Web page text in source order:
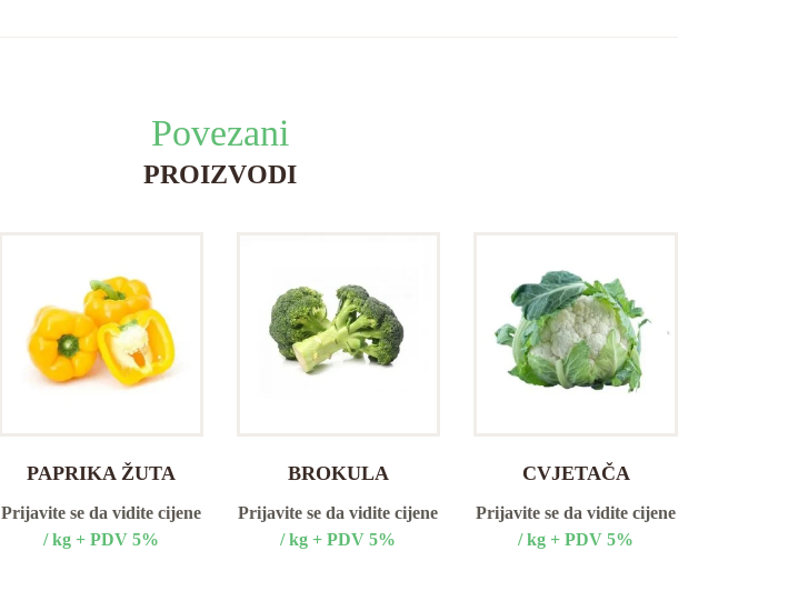
Povezani
PROIZVODI
PAPRIKA ŽUTA
Prijavite se da vidite cijene
/ kg + PDV 5%
BROKULA
Prijavite se da vidite cijene
/ kg + PDV 5%
CVJETAČA
Prijavite se da vidite cijene
/ kg + PDV 5%